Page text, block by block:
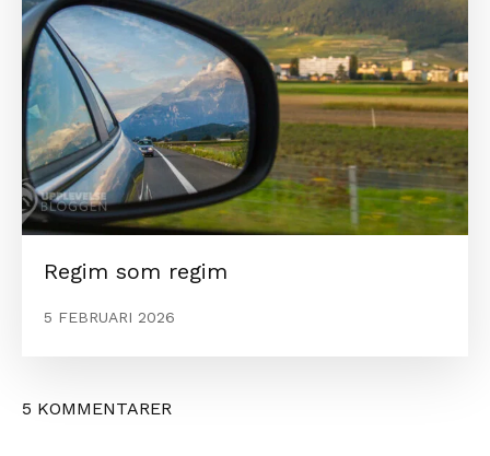
Regim som regim
5 FEBRUARI 2026
5 KOMMENTARER